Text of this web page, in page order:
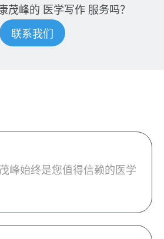
茂峰的 医学写作 服务吗？
联系我们
峰始终是您值得信赖的医学